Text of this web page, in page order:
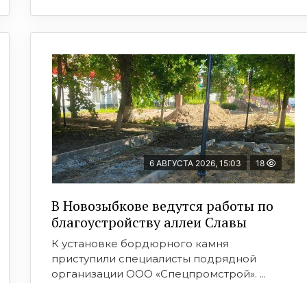
6 АВГУСТА 2026, 15:03 18
В Новозыбкове ведутся работы по
благоустройству аллеи Славы
К установке бордюрного камня
приступили специалисты подрядной
организации ООО «Спецпромстрой». ...